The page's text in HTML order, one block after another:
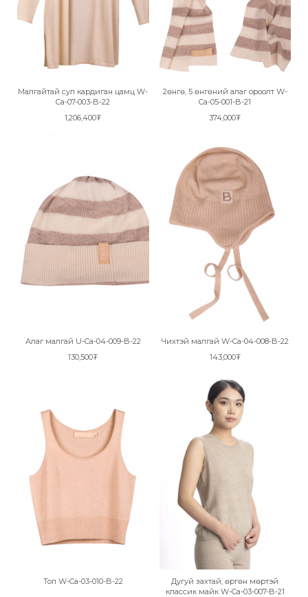
Малгайтай сул кардиган цамц W-
Ca-07-003-B-22
1,206,400₮
2өнгө, 5 өнгөний алаг ороолт W-
Ca-05-001-B-21
374,000₮
Алаг малгай U-Ca-04-009-B-22
130,500₮
Чихтэй малгай W-Ca-04-008-B-22
143,000₮
Топ W-Ca-03-010-B-22
Дугуй захтай, өргөн мөртэй
классик майк W-Ca-03-007-B-21